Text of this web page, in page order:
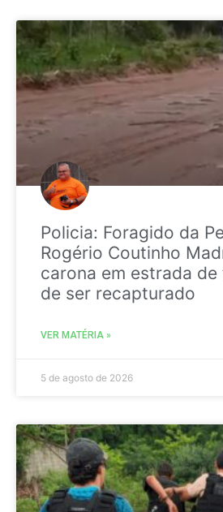
Policia: Foragido da
Rogério Coutinho
carona em estrada
de ser recapturado
VER MATÉRIA »
5 de agosto de 2026